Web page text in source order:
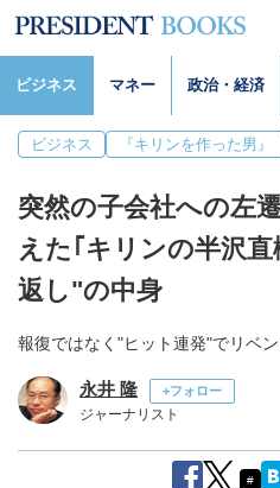
ビジネス マネー 政治・経済
ビジネス 『キリンを作った男』
突然の子会社への左
えた｢キリンの半沢
返し"の中身
報復ではなく"ヒット連発"でリベ
永井 隆 +フォロー
ジャーナリスト
#